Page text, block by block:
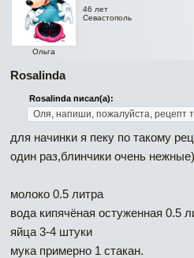
Ольга
46 лет
Севастополь
Rosalinda
Rosalinda писал(а):
Оля, напиши, пожалуйста, рецепт
для начинки я пеку по такому
один раз,блинчики очень нежные)
молоко 0.5 литра
вода кипячёная остуженная 0.5
яйца 3-4 штуки
мука примерно 1 стакан.